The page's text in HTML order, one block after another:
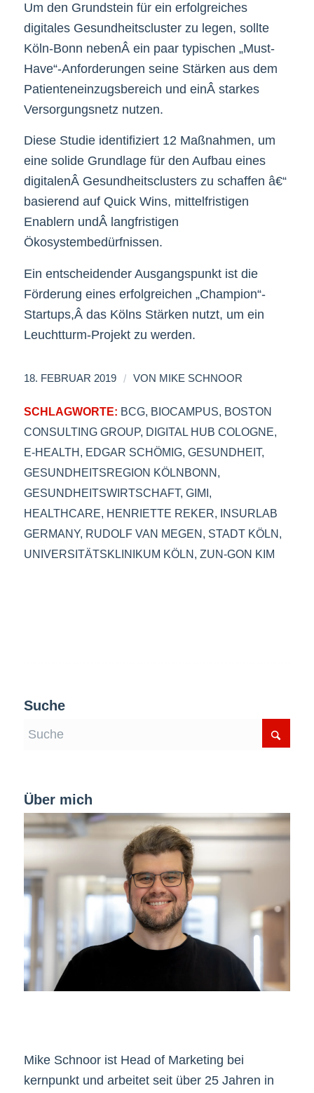
Um den Grundstein für ein erfolgreiches
digitales Gesundheitscluster zu legen, sollte
Köln-Bonn nebenÂ ein paar typischen „Must-
Have“-Anforderungen seine Stärken aus dem
Patienteneinzugsbereich und einÂ starkes
Versorgungsnetz nutzen.
Diese Studie identifiziert 12 Maßnahmen, um
eine solide Grundlage für den Aufbau eines
digitalenÂ Gesundheitsclusters zu schaffen â€“
basierend auf Quick Wins, mittelfristigen
Enablern undÂ langfristigen
Ökosystembedürfnissen.
Ein entscheidender Ausgangspunkt ist die
Förderung eines erfolgreichen „Champion“-
Startups,Â das Kölns Stärken nutzt, um ein
Leuchtturm-Projekt zu werden.
18. FEBRUAR 2019 / VON MIKE SCHNOOR
SCHLAGWORTE: BCG, BIOCAMPUS, BOSTON
CONSULTING GROUP, DIGITAL HUB COLOGNE,
E-HEALTH, EDGAR SCHÖMIG, GESUNDHEIT,
GESUNDHEITSREGION KÖLNBONN,
GESUNDHEITSWIRTSCHAFT, GIMI,
HEALTHCARE, HENRIETTE REKER, INSURLAB
GERMANY, RUDOLF VAN MEGEN, STADT KÖLN,
UNIVERSITÄTSKLINIKUM KÖLN, ZUN-GON KIM
Suche
Über mich
Mike Schnoor ist Head of Marketing bei
kernpunkt und arbeitet seit über 25 Jahren in